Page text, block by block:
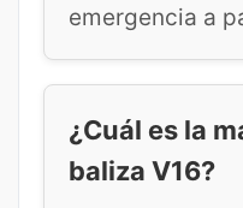
emergencia a
¿Cuál es la
baliza V16?